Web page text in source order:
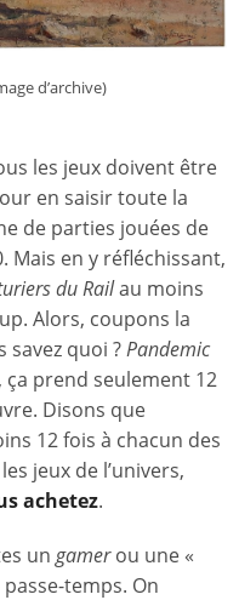
d’archive)
les jeux doivent être
en saisir toute la
de parties jouées de
Mais en y réfléchissant,
du Railau moins
Alors, coupons la
savez quoi ?Pandemic
prend seulement 12
Disons que
12 fois à chacun des
jeux de l’univers,
achetez.
un gamerou une «
temps. On